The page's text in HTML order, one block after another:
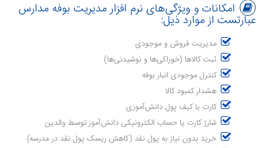
امکانات و ویژگی‌های نرم افزار مدیریت بوفه مدارس
عبارتست از موارد ذیل:
مدیریت فروش و موجودی
ثبت کالاها (خوراکی‌ها و نوشیدنی‌ها)
کنترل موجودی انبار بوفه
هشدار کمبود کالا
کارت یا کیف پول دانش‌آموزی
شارژ کارت یا حساب الکترونیکی دانش‌آموز توسط والدین
خرید بدون نیاز به پول نقد (کاهش ریسک پول نقد در مدرسه)